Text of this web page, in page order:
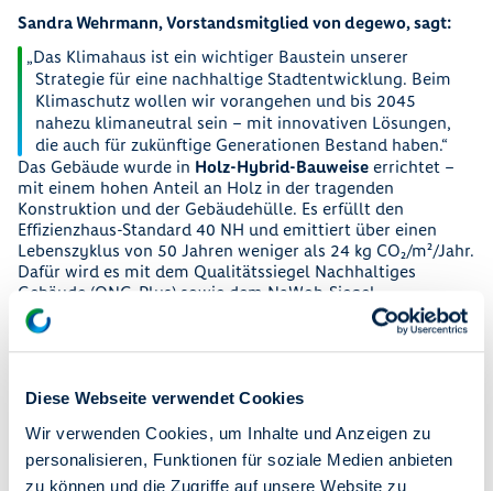
Diese Webseite verwendet Cookies
Wir verwenden Cookies, um Inhalte und Anzeigen zu
personalisieren, Funktionen für soziale Medien anbieten
zu können und die Zugriffe auf unsere Website zu
Sandra Wehrmann, Vorstandsmitglied von degewo, sagt:
Das Klimahaus ist ein wichtiger Baustein unserer
Strategie für eine nachhaltige Stadtentwicklung. Beim
Klimaschutz wollen wir vorangehen und bis 2045
nahezu klimaneutral sein – mit innovativen Lösungen,
die auch für zukünftige Generationen Bestand haben.
Das Gebäude wurde in Holz-Hybrid-Bauweise errichtet –
mit einem hohen Anteil an Holz in der tragenden
Konstruktion und der Gebäudehülle. Es erfüllt den
Effizienzhaus-Standard 40 NH und emittiert über einen
Lebenszyklus von 50 Jahren weniger als 24 kg CO₂/m²/Jahr.
Dafür wird es mit dem Qualitätssiegel Nachhaltiges
Gebäude (QNG-Plus) sowie dem NaWoh-Siegel
ausgezeichnet.
Die Energieversorgung erfolgt über Photovoltaikanlagen
Hausstrom erzeugen. Nur bei sehr niedrigen Temperaturen
wird die Spitzenlast durch Fernwärme gedeckt. Das Dach
und das Vordach des Klimahauses sind begrünt – mit
positiven Effekten für Mikroklima und Artenvielfalt.
Das dezentrale Regenwassermanagement speichert